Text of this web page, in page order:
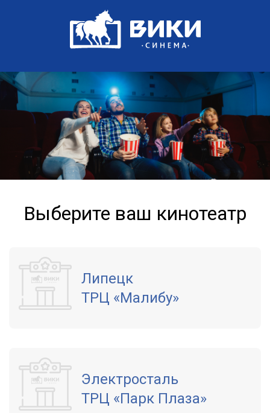
Выберите ваш кинотеатр
Липецк
ТРЦ «Малибу»
Электросталь
ТРЦ «Парк Плаза»